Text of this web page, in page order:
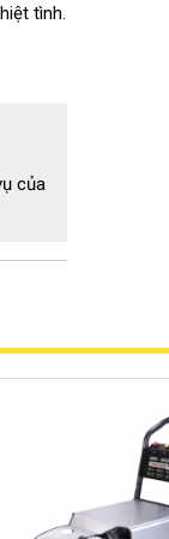
lo ngại
vận
tình.
của